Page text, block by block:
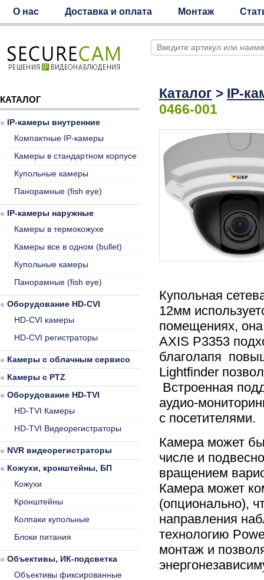
О нас Доставка и оплата Монтаж
Каталог > IP-
0466-001
Купольная
12мм
помещениях,
AXIS P3353
благолапя
Lightfinder
Встроенная
аудио-
с посетителями.
Камера может
числе и
вращением
Камера может
(опционально),
направления
технологию
монтаж и
КАТАЛОГ
IP-камеры внутренние
Компактные IP-камеры
Камеры в стандартном корпусе
Купольные камеры
Панорамные (fish eye)
IP-камеры наружные
Камеры в термокожухе
Камеры все в одном (bullet)
Купольные камеры
Панорамные (fish eye)
Оборудование HD-CVI
HD-CVI камеры
HD-CVI регистраторы
Камеры с облачным сервисом
Камеры с PTZ
Оборудование HD-TVI
HD-TVI Камеры
HD-TVI Видеорегистраторы
NVR видеорегистраторы
Кожухи, кронштейны, БП
Кожухи
Кронштейны
Колпаки купольные
Блоки питания
Объективы, ИК-подсветка
Объективы фиксированные